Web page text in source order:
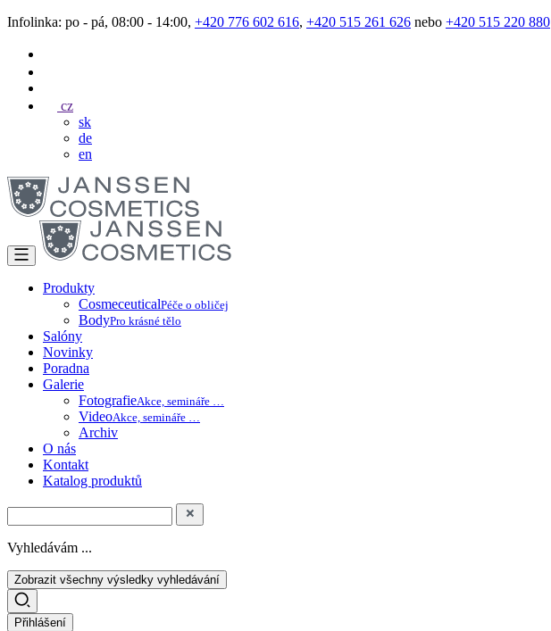
Infolinka: po - pá, 08:00 - 14:00, +420 776 602 616, +420 515 261 626 nebo +420 515 220 880
cz
sk
de
en
Produkty
CosmeceuticalPéče o obličej
BodyPro krásné tělo
Salóny
Novinky
Poradna
Galerie
FotografieAkce, semináře …
VideoAkce, semináře …
Archiv
O nás
Kontakt
Katalog produktů
Vyhledávám ...
Zobrazit všechny výsledky vyhledávání
Přihlášení